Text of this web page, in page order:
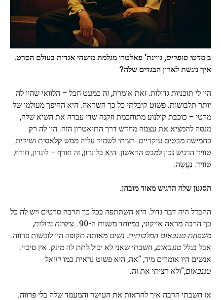
במרטי סופרים, גווינת' פאלטרו מגלמת מישהי אגדית בעולם הסרט.
איך ניגשת לארון הבגדים שלה?
היו לי תוכניות גדולות. זאת אומרת, זה כמעט חבל – הלוואי שהיו לה
יותר תלבושות. פשוט קיבלתי כל כך השראה. היא ההיפך מעולמו של
מרטי – כוכבת קולנוע מתוחכמת וזקנה שדי עברה את השיא שלה,
מנסה להמציא את עצמה מחדש דרך התיאטרון הזה. היו לה רק
כחמישה מבטים עיקריים. רציתי לשמור עליה ממש קלאסית ושיקית.
טוויד הרגיש נכון למבט הראשון. היא בלונדון, זה חורף – לונדון, חורף,
טוויד. נַעֲשָׂה.
הסגנון שלה הרגיש מאוד מובחן.
ההבדל היה דבר גדול. היא השתתפה בכל כך הרבה סרטים ויש לה כל
כך הרבה מראה אייקוני, במיוחד משנות ה-90…
ציפיות גדולות,
משפחת טננבאום המלכותית. נשים מאותה תקופה היו לובשות פרווה.
אבל בגללטננבאום, חשבתי שאני לא יכול לתת לה מינק. אין סיכוי.
אנשים היו אומרים מיד, "אה, היא פשוט נראית כמורויאל
טננבאום,"ולא רציתי את זה.
אז חשבתי הרבה איך להראות את העושר והמעמד שלה בלי פרווה.